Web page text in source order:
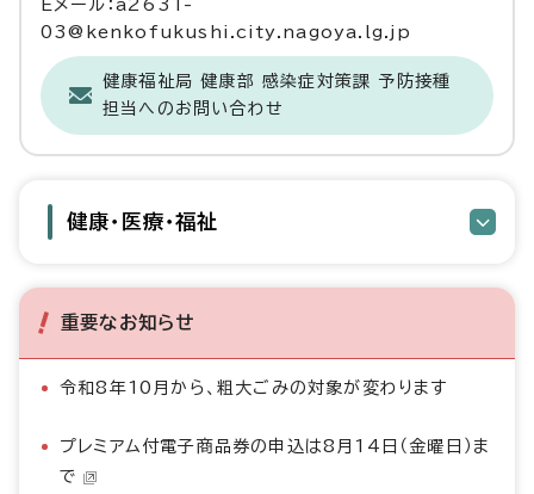
Eメール：a2631-
03@kenkofukushi.city.nagoya.lg.jp
健康福祉局 健康部 感染症対策課 予防接種
担当へのお問い合わせ
健康・医療・福祉
重要なお知らせ
令和8年10月から、粗大ごみの対象が変わります
プレミアム付電子商品券の申込は8月14日（金曜日）ま
で